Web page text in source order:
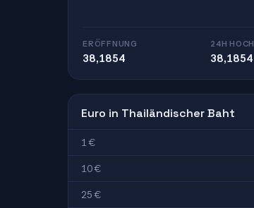
ERÖFFNUNG
38,1854
24H HOCH
38,1854
Euro in Thailändischer Baht
1 €
10 €
25 €